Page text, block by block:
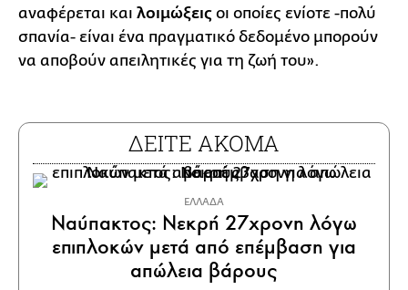
αναφέρεται και λοιμώξεις οι οποίες ενίοτε -πολύ
σπανία- είναι ένα πραγματικό δεδομένο μπορούν
να αποβούν απειλητικές για τη ζωή του».
ΔΕΙΤΕ ΑΚΟΜΑ
ΕΛΛΑΔΑ
Ναύπακτος: Νεκρή 27χρονη λόγω
επιπλοκών μετά από επέμβαση για
απώλεια βάρους